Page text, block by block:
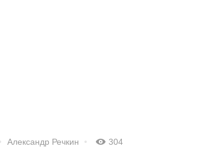
Александр Речкин 304